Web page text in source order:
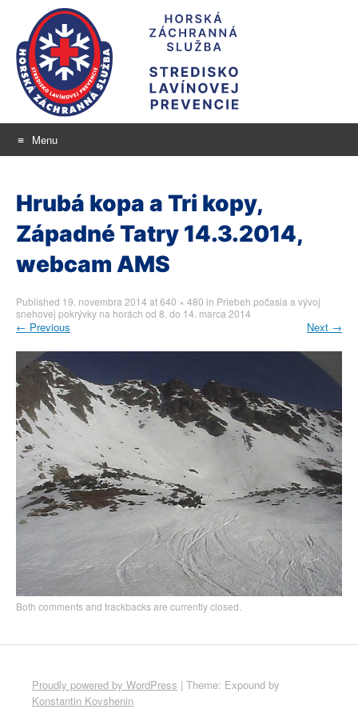
prevencie
Menu
content
Hrubá kopa a Tri kopy,
Západné Tatry 14.3.2014,
webcam AMS
Published 19. novembra 2014 at640 × 480 in Priebeh počasia a vývoj
snehovej pokrývky na horách od 8. do 14. marca 2014
← Previous Next →
Both comments and trackbacks are currently closed.
Proudly powered by WordPress | Theme: Expound by
Konstantin Kovshenin